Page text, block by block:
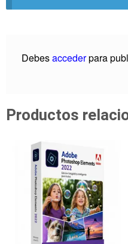
Debesaccederpara
Productos